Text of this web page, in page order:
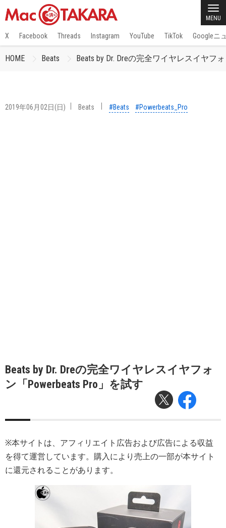
MENU
X Facebook Threads Instagram YouTube TikTok Googleニ
HOME Beats Beats by Dr. Dreの完全ワイヤレスイヤフ
2019年06月02日(日) Beats #Beats #Powerbeats_Pro
Beats by Dr. Dreの完全ワイヤレスイヤフォ
ン「Powerbeats Pro」を試す
※本サイトは、アフィリエイト広告および広告による収益
を得て運営しています。購入により売上の一部が本サイト
に還元されることがあります。